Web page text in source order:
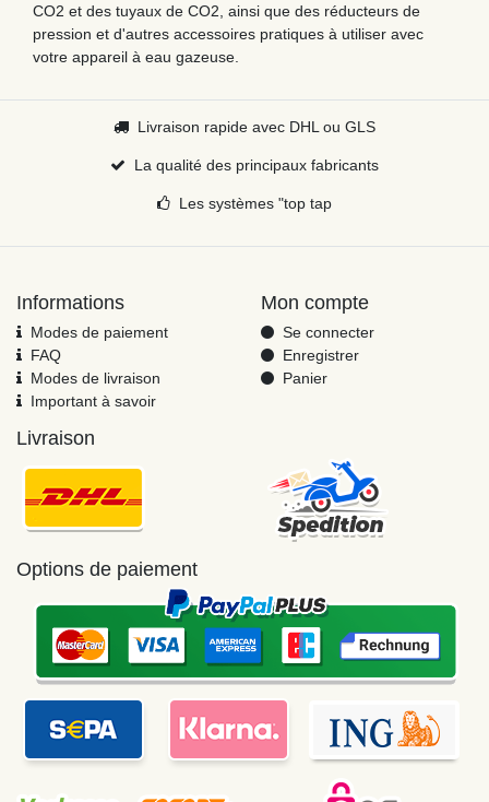
CO2 et des tuyaux de CO2, ainsi que des réducteurs de
pression et d'autres accessoires pratiques à utiliser avec
votre appareil à eau gazeuse.
Livraison rapide avec DHL ou GLS
La qualité des principaux fabricants
Les systèmes "top tap
Informations
Modes de paiement
FAQ
Modes de livraison
Important à savoir
Mon compte
Se connecter
Enregistrer
Panier
Livraison
Options de paiement